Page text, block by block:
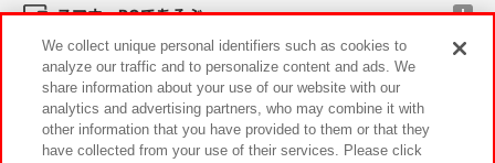
スマホ・PCであそぶ
イベント・キャンペーン
We collect unique personal identifiers such as cookies to
analyze our traffic and to personalize content and ads. We
share information about your use of our website with our
analytics and advertising partners, who may combine it with
other information that you have provided to them or that they
have collected from your use of their services. Please click